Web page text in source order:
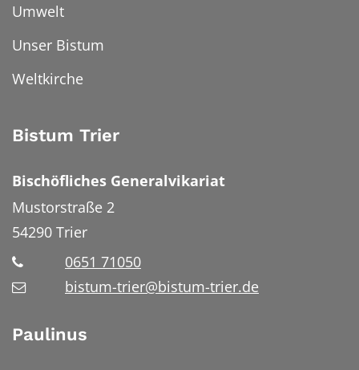
Umwelt
Unser Bistum
Weltkirche
Bistum Trier
Bischöfliches Generalvikariat
Mustorstraße 2
54290 Trier
0651 71050
bistum-trier@bistum-trier.de
Paulinus